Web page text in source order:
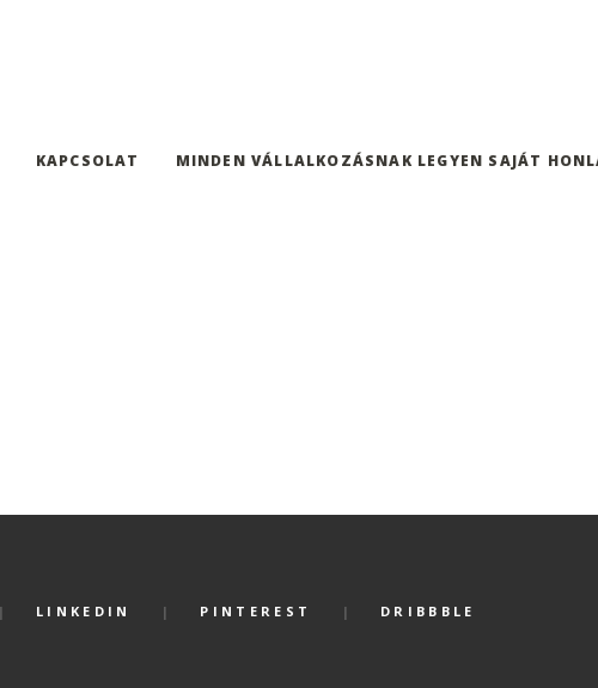
KAPCSOLAT MINDEN VÁLLALKOZÁSNAK LEGYEN SAJÁT
LINKEDIN PINTEREST DRIBBBLE